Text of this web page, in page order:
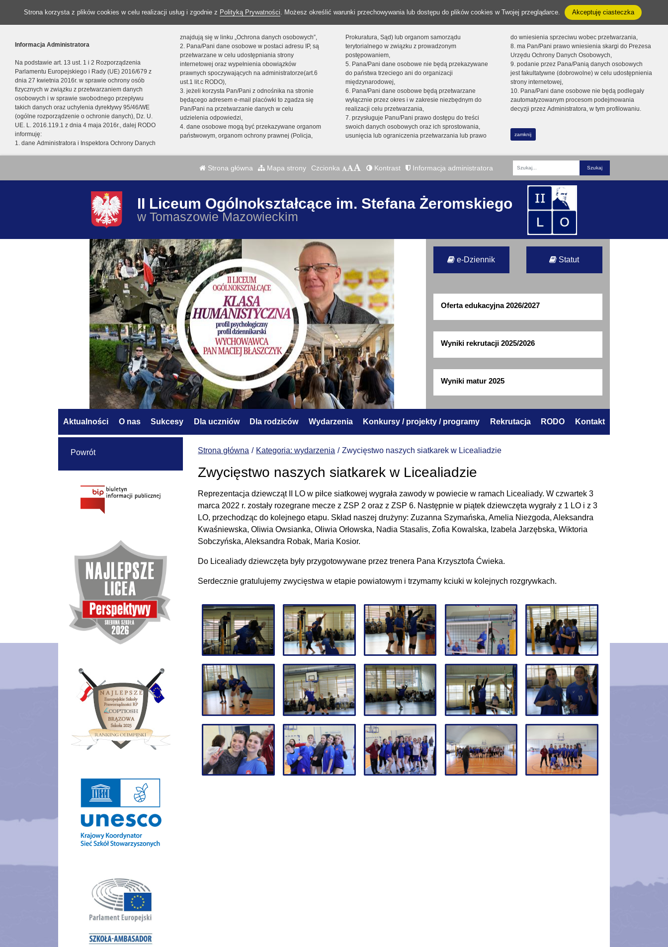
Strona korzysta z plików cookies w celu realizacji usług i zgodnie z Polityką Prywatności. Możesz określić warunki przechowywania lub dostępu do plików cookies w Twojej przeglądarce. Akceptuję ciasteczka
Informacja Administratora
Na podstawie art. 13 ust. 1 i 2 Rozporządzenia
Parlamentu Europejskiego i Rady (UE) 2016/679 z
dnia 27 kwietnia 2016r. w sprawie ochrony osób
fizycznych w związku z przetwarzaniem danych
osobowych i w sprawie swobodnego przepływu
takich danych oraz uchylenia dyrektywy 95/46/WE
(ogólne rozporządzenie o ochronie danych), Dz. U.
UE. L. 2016.119.1 z dnia 4 maja 2016r., dalej RODO
informuję:
1. dane Administratora i Inspektora Ochrony Danych
znajdują się w linku „Ochrona danych osobowych”,
2. Pana/Pani dane osobowe w postaci adresu IP, są
przetwarzane w celu udostępniania strony
internetowej oraz wypełnienia obowiązków
prawnych spoczywających na administratorze(art.6
ust.1 lit.c RODO),
3. jeżeli korzysta Pan/Pani z odnośnika na stronie
będącego adresem e-mail placówki to zgadza się
Pan/Pani na przetwarzanie danych w celu
udzielenia odpowiedzi,
4. dane osobowe mogą być przekazywane organom
państwowym, organom ochrony prawnej (Policja,
Prokuratura, Sąd) lub organom samorządu
terytorialnego w związku z prowadzonym
postępowaniem,
5. Pana/Pani dane osobowe nie będą przekazywane
do państwa trzeciego ani do organizacji
międzynarodowej,
6. Pana/Pani dane osobowe będą przetwarzane
wyłącznie przez okres i w zakresie niezbędnym do
realizacji celu przetwarzania,
7. przysługuje Panu/Pani prawo dostępu do treści
swoich danych osobowych oraz ich sprostowania,
usunięcia lub ograniczenia przetwarzania lub prawo
do wniesienia sprzeciwu wobec przetwarzania,
8. ma Pan/Pani prawo wniesienia skargi do Prezesa
Urzędu Ochrony Danych Osobowych,
9. podanie przez Pana/Panią danych osobowych
jest fakultatywne (dobrowolne) w celu udostępnienia
strony internetowej,
10. Pana/Pani dane osobowe nie będą podlegały
zautomatyzowanym procesom podejmowania
decyzji przez Administratora, w tym profilowaniu.
zamknij
Strona główna Mapa strony Czcionka Kontrast Informacja administratora
Fraza
II Liceum Ogólnokształcące im. Stefana Żeromskiego
w Tomaszowie Mazowieckim
e-Dziennik Statut
Oferta edukacyjna 2026/2027
Wyniki rekrutacji 2025/2026
Wyniki matur 2025
Aktualności O nas Sukcesy Dla uczniów Dla rodziców Wydarzenia Konkursy / projekty / programy Rekrutacja RODO Kontakt
Strona główna Kategoria: wydarzenia Zwycięstwo naszych siatkarek w Licealiadzie
Zwycięstwo naszych siatkarek w Licealiadzie
Reprezentacja dziewcząt II LO w piłce siatkowej wygrała zawody w powiecie w ramach Licealiady. W czwartek 3
marca 2022 r. zostały rozegrane mecze z ZSP 2 oraz z ZSP 6. Następnie w piątek dziewczęta wygrały z 1 LO i z 3
LO, przechodząc do kolejnego etapu. Skład naszej drużyny: Zuzanna Szymańska, Amelia Niezgoda, Aleksandra
Kwaśniewska, Oliwia Owsianka, Oliwia Orłowska, Nadia Stasalis, Zofia Kowalska, Izabela Jarzębska, Wiktoria
Sobczyńska, Aleksandra Robak, Maria Kosior.
Do Licealiady dziewczęta były przygotowywane przez trenera Pana Krzysztofa Ćwieka.
Serdecznie gratulujemy zwycięstwa w etapie powiatowym i trzymamy kciuki w kolejnych rozgrywkach.
Powrót